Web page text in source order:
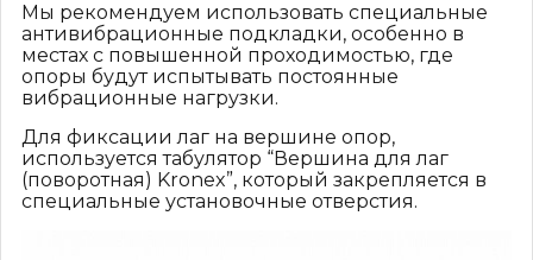
Мы рекомендуем использовать специальные
антивибрационные подкладки, особенно в
местах с повышенной проходимостью, где
опоры будут испытывать постоянные
вибрационные нагрузки.
Для фиксации лаг на вершине опор,
используется табулятор “Вершина для лаг
(поворотная) Kronex”, который закрепляется в
специальные установочные отверстия.